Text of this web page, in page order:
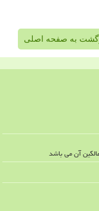
به صفحه اصلی